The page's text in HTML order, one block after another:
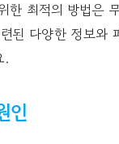
한 최적의 방법은
된 다양한 정보와
.
인